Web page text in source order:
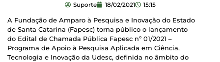
Suporte 18/02/2021 15:15
A Fundação de Amparo à Pesquisa e Inovação do Estado
de Santa Catarina (Fapesc) torna público o lançamento
do Edital de Chamada Pública Fapesc nº 01/2021 –
Programa de Apoio à Pesquisa Aplicada em Ciência,
Tecnologia e Inovação da Udesc, definida no âmbito do